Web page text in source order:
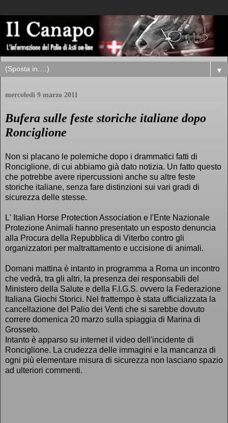
▼
mercoledì 9 marzo 2011
Bufera sulle feste storiche italiane dopo
Ronciglione
Non si placano le polemiche dopo i drammatici fatti di
Ronciglione, di cui abbiamo già dato notizia. Un fatto questo
che potrebbe avere ripercussioni anche su altre feste
storiche italiane, senza fare distinzioni sui vari gradi di
sicurezza delle stesse.
L' Italian Horse Protection Association e l'Ente Nazionale
Protezione Animali hanno presentato un esposto denuncia
alla Procura della Repubblica di Viterbo contro gli
organizzatori per maltrattamento e uccisione di animali.
Domani mattina è intanto in programma a Roma un incontro
che vedrà, tra gli altri, la presenza dei responsabili del
Ministero della Salute e della F.I.G.S. ovvero la Federazione
Italiana Giochi Storici. Nel frattempo è stata ufficializzata la
cancellazione del Palio dei Venti che si sarebbe dovuto
correre domenica 20 marzo sulla spiaggia di Marina di
Grosseto.
Intanto è apparso su internet il video dell'incidente di
Ronciglione. La crudezza delle immagini e la mancanza di
ogni più elementare misura di sicurezza non lasciano spazio
ad ulteriori commenti.